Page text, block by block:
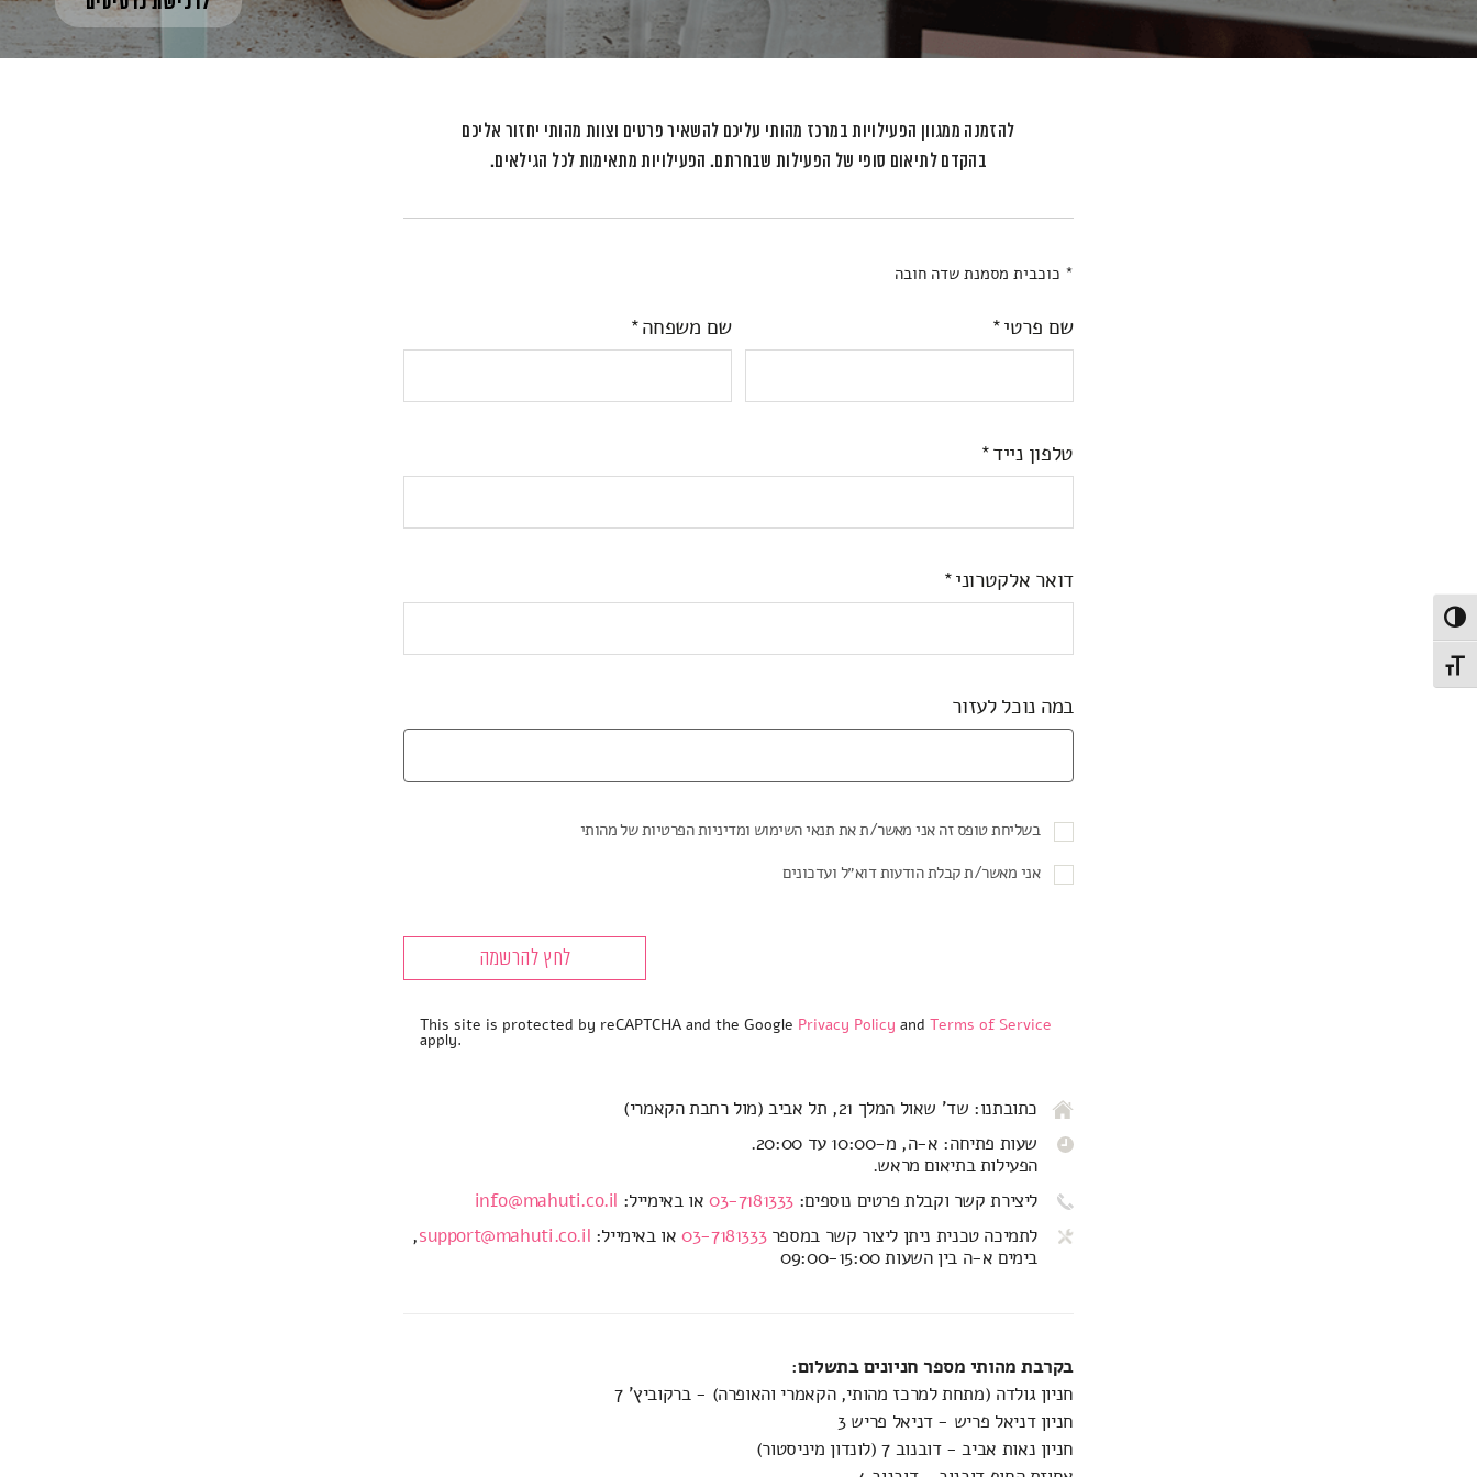
Toggle High Contrast
Toggle Font size
להזמנה ממגוון הפעילויות במרכז מהותי עליכם להשאיר פרטים וצוות מהותי יחזור אליכם
בהקדם לתיאום סופי של הפעילות שבחרתם. הפעילויות מתאימות לכל הגילאים.
* כוכבית מסמנת שדה חובה
שם פרטי שם משפחה
טלפון נייד
דואר אלקטרוני
במה נוכל לעזור
בשליחת טופס זה אני מאשר/ת את תנאי השימוש ומדיניות הפרטיות של מהותי
אני מאשר/ת קבלת הודעות דוא״ל ועדכונים
This site is protected by reCAPTCHA and the Google Privacy Policy and Terms of Service
apply.
כתובתנו: שד' שאול המלך 21, תל אביב (מול רחבת הקאמרי)
שעות פתיחה: א-ה, מ-10:00 עד 20:00.
הפעילות בתיאום מראש.
ליצירת קשר וקבלת פרטים נוספים: 03-7181333 או באימייל: info@mahuti.co.il
לתמיכה טכנית ניתן ליצור קשר במספר03-7181333או באימייל: support@mahuti.co.il
,
בימים א-ה בין השעות 09:00-15:00
בקרבת מהותי מספר חניונים בתשלום:
חניון גולדה (מתחת למרכז מהותי, הקאמרי והאופרה) - ברקוביץ' 7
חניון דניאל פריש - דניאל פריש 3
חניון נאות אביב - דובנוב 7 (לונדון מיניסטור)